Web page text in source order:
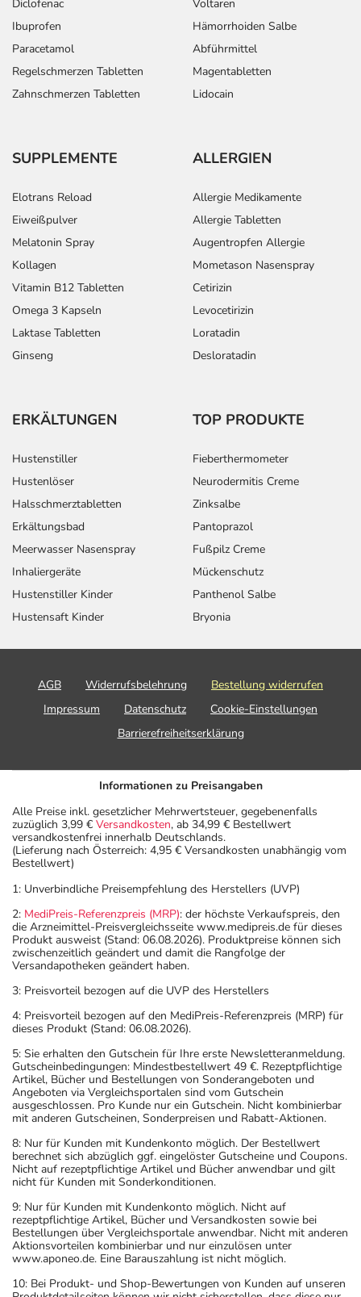
Diclofenac
Ibuprofen
Paracetamol
Regelschmerzen Tabletten
Zahnschmerzen Tabletten
Voltaren
Hämorrhoiden Salbe
Abführmittel
Magentabletten
Lidocain
SUPPLEMENTE
Elotrans Reload
Eiweißpulver
Melatonin Spray
Kollagen
Vitamin B12 Tabletten
Omega 3 Kapseln
Laktase Tabletten
Ginseng
ALLERGIEN
Allergie Medikamente
Allergie Tabletten
Augentropfen Allergie
Mometason Nasenspray
Cetirizin
Levocetirizin
Loratadin
Desloratadin
ERKÄLTUNGEN
Hustenstiller
Hustenlöser
Halsschmerztabletten
Erkältungsbad
Meerwasser Nasenspray
Inhaliergeräte
Hustenstiller Kinder
Hustensaft Kinder
TOP PRODUKTE
Fieberthermometer
Neurodermitis Creme
Zinksalbe
Pantoprazol
Fußpilz Creme
Mückenschutz
Panthenol Salbe
Bryonia
AGB Widerrufsbelehrung
Bestellung widerrufen
Impressum
Datenschutz
Cookie-Einstellungen
Barrierefreiheitserklärung
Informationen zu Preisangaben
Alle Preise inkl. gesetzlicher Mehrwertsteuer, gegebenenfalls
zuzüglich 3,99 € Versandkosten, ab 34,99 € Bestellwert
versandkostenfrei innerhalb Deutschlands.
(Lieferung nach Österreich: 4,95 € Versandkosten unabhängig vom
Bestellwert)
1: Unverbindliche Preisempfehlung des Herstellers (UVP)
2: MediPreis-Referenzpreis (MRP): der höchste Verkaufspreis, den
die Arzneimittel-Preisvergleichsseite www.medipreis.de für dieses
Produkt ausweist (Stand: 06.08.2026). Produktpreise können sich
zwischenzeitlich geändert und damit die Rangfolge der
Versandapotheken geändert haben.
3: Preisvorteil bezogen auf die UVP des Herstellers
4: Preisvorteil bezogen auf den MediPreis-Referenzpreis (MRP) für
dieses Produkt (Stand: 06.08.2026).
5: Sie erhalten den Gutschein für Ihre erste Newsletteranmeldung.
Gutscheinbedingungen: Mindestbestellwert 49 €. Rezeptpflichtige
Artikel, Bücher und Bestellungen von Sonderangeboten und
Angeboten via Vergleichsportalen sind vom Gutschein
ausgeschlossen. Pro Kunde nur ein Gutschein. Nicht kombinierbar
mit anderen Gutscheinen, Sonderpreisen und Rabatt-Aktionen.
8: Nur für Kunden mit Kundenkonto möglich. Der Bestellwert
berechnet sich abzüglich ggf. eingelöster Gutscheine und Coupons.
Nicht auf rezeptpflichtige Artikel und Bücher anwendbar und gilt
nicht für Kunden mit Sonderkonditionen.
9: Nur für Kunden mit Kundenkonto möglich. Nicht auf
rezeptpflichtige Artikel, Bücher und Versandkosten sowie bei
Bestellungen über Vergleichsportale anwendbar. Nicht mit anderen
Aktionsvorteilen kombinierbar und nur einzulösen unter
www.aponeo.de. Eine Barauszahlung ist nicht möglich.
10: Bei Produkt- und Shop-Bewertungen von Kunden auf unseren